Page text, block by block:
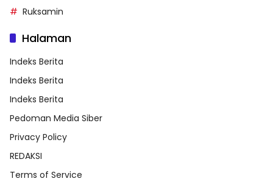
Ruksamin
Halaman
Indeks Berita
Indeks Berita
Indeks Berita
Pedoman Media Siber
Privacy Policy
REDAKSI
Terms of Service